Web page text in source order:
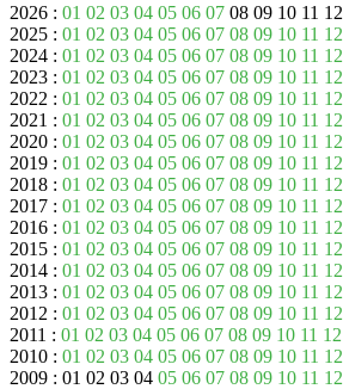
2026 : 01 02 03 04 05 06 07 08 09 10 11 12
2025 : 01 02 03 04 05 06 07 08 09 10 11 12
2024 : 01 02 03 04 05 06 07 08 09 10 11 12
2023 : 01 02 03 04 05 06 07 08 09 10 11 12
2022 : 01 02 03 04 05 06 07 08 09 10 11 12
2021 : 01 02 03 04 05 06 07 08 09 10 11 12
2020 : 01 02 03 04 05 06 07 08 09 10 11 12
2019 : 01 02 03 04 05 06 07 08 09 10 11 12
2018 : 01 02 03 04 05 06 07 08 09 10 11 12
2017 : 01 02 03 04 05 06 07 08 09 10 11 12
2016 : 01 02 03 04 05 06 07 08 09 10 11 12
2015 : 01 02 03 04 05 06 07 08 09 10 11 12
2014 : 01 02 03 04 05 06 07 08 09 10 11 12
2013 : 01 02 03 04 05 06 07 08 09 10 11 12
2012 : 01 02 03 04 05 06 07 08 09 10 11 12
2011 : 01 02 03 04 05 06 07 08 09 10 11 12
2010 : 01 02 03 04 05 06 07 08 09 10 11 12
2009 : 01 02 03 04 05 06 07 08 09 10 11 12